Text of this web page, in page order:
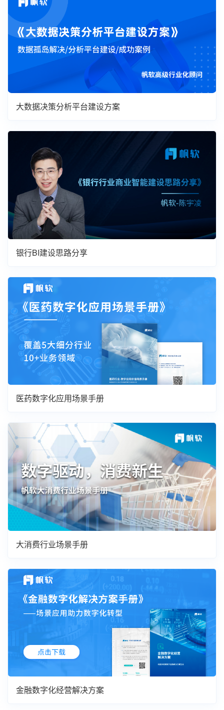
大数据决策分析平台建设方案
银行BI建设思路分享
医药数字化应用场景手册
大消费行业场景手册
金融数字化经营解决方案